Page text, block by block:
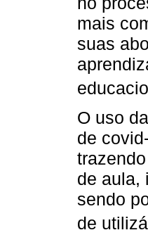
mais
suas
O uso
de
de aula,
sendo
de